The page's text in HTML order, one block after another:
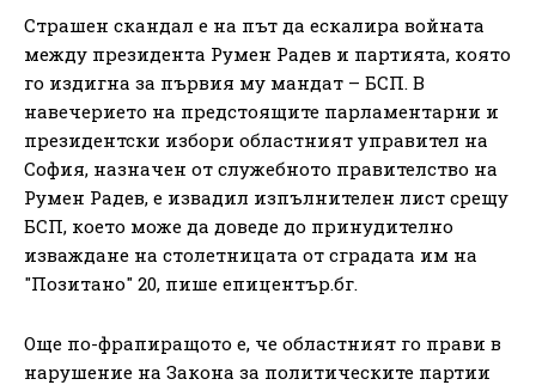
Страшен скандал е на път да ескалира войната
между президента Румен Радев и партията, която
го издигна за първия му мандат – БСП. В
навечерието на предстоящите парламентарни и
президентски избори областният управител на
София, назначен от служебното правителство на
Румен Радев, е извадил изпълнителен лист срещу
БСП, което може да доведе до принудително
изваждане на столетницата от сградата им на
"Позитано" 20, пише епицентър.бг.
Още по-фрапиращото е, че областният го прави в
нарушение на Закона за политическите партии